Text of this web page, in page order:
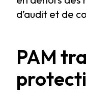
d’audit et de
PAM